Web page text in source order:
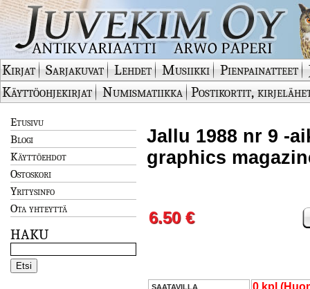
Kirjat Sarjakuvat Lehdet Musiikki Pienpainatteet
Käyttöohjekirjat
Numismatiikka Postikortit,
Etusivu
Blogi
Käyttöehdot
Ostoskori
Yritysinfo
Ota yhteyttä
HAKU
Jallu 1988 nr 9 -
graphics
6.50 €
SAATAVILLA 0 kpl